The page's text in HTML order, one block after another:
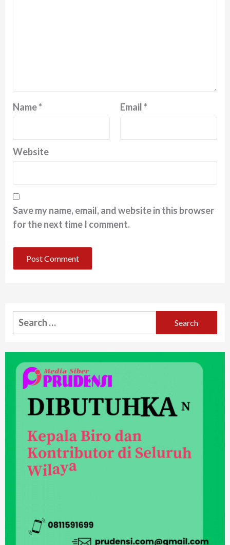
Name* Email*
Website
Save my name, email, and website in this browser
for the next time I comment.